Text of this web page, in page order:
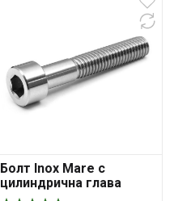
Болт Inox Mare с
цилиндрична глава
вътрешен шестостен